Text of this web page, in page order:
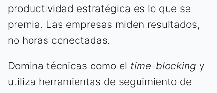
productividad estratégica es lo que se
premia. Las empresas miden resultados,
no horas conectadas.
Domina técnicas como el time-blocking y
utiliza herramientas de seguimiento de